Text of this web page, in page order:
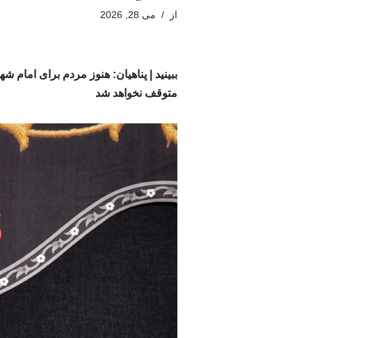
از می 28, 2026
ببینید | پناهیان: هنوز مردم برای
متوقف نخواهد شد